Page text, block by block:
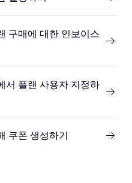
구매에 대한 인보이스
서 플랜 사용자 지정하
쿠폰 생성하기